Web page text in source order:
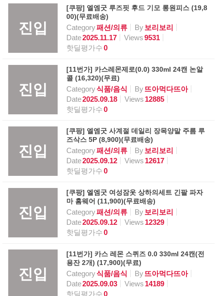
진입
[쿠팡] 엘엠굿 루즈핏 후드 기모 롱원피스 (19,8
00)(무료배송)
Category패션/의류 By 보리보리
Date2025.11.17 Views9531
핫딜평가수0
진입
[11번가] 카스레몬제로(0.0) 330ml 24캔 논알
콜 (16,320)(무료)
Category식품/음식 By뜨아먹다뜨아
Date2025.09.18 Views 12885
핫딜평가수0
진입
[쿠팡] 엘엠굿 사계절 데일리 장목양말 주름 루
즈삭스 5P (8,900)(무료배송)
Category패션/의류 By 보리보리
Date2025.09.12 Views 12617
핫딜평가수0
진입
[쿠팡] 엘엠굿 여성잠옷 상하의세트 긴팔 파자
마 홈웨어 (11,900)(무료배송)
Category패션/의류 By 보리보리
Date2025.09.12 Views 12329
핫딜평가수0
진입
[11번가] 카스 레몬 스퀴즈 0.0 330ml 24캔(전
용잔 2개) (17,900)(무료)
Category식품/음식 By뜨아먹다뜨아
Date2025.09.03 Views 14189
핫딜평가수0